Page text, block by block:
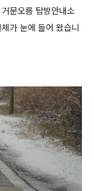
문오름 탐방안내소
가 눈에 들어 왔습니